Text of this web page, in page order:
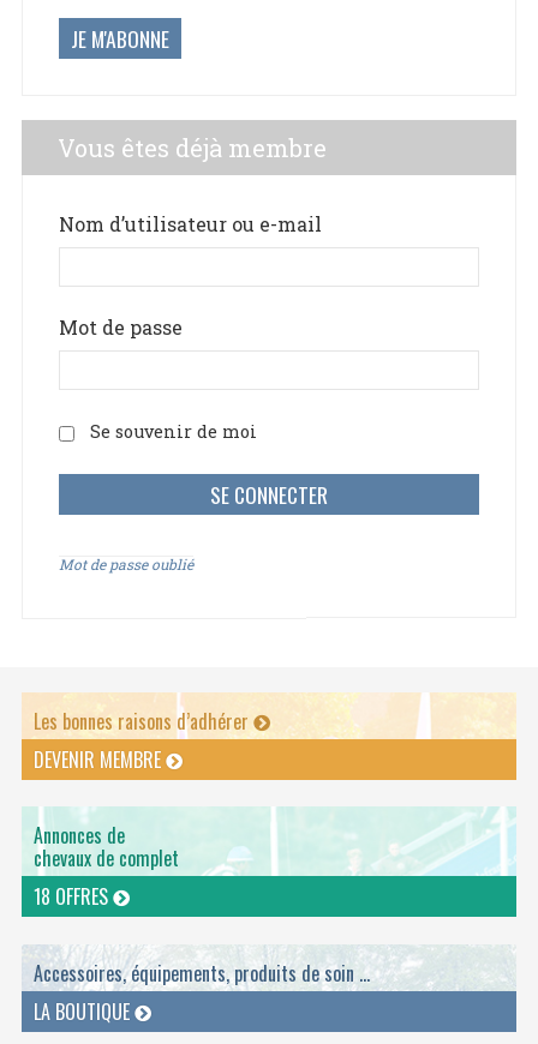
JE M'ABONNE
Vous êtes déjà membre
Nom d’utilisateur ou e-mail
Mot de passe
Se souvenir de moi
Mot de passe oublié
Les bonnes raisons d’adhérer
DEVENIR MEMBRE
Annonces de
chevaux de complet
18 OFFRES
Accessoires, équipements, produits de soin ...
LA BOUTIQUE